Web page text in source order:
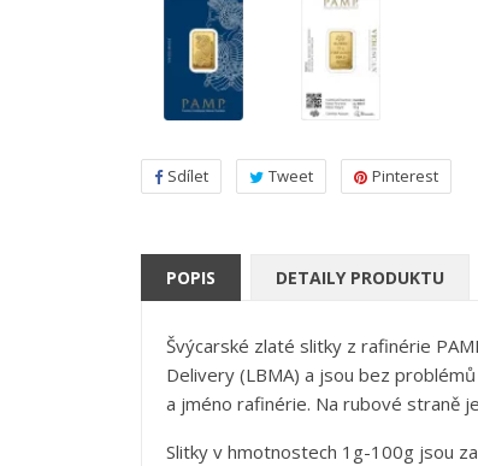
Sdílet Tweet Pinterest
POPIS DETAILY PRODUKTU
Švýcarské zlaté slitky z rafinérie
Delivery (LBMA) a jsou bez
a jméno rafinérie. Na rubové straně
Slitky v hmotnostech 1g-100g jsou